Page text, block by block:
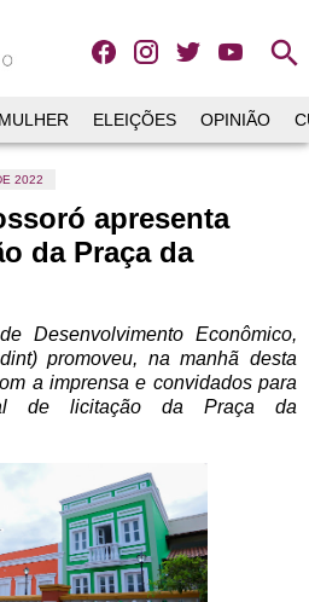
search
MULHER ELEIÇÕES OPINIÃO
2022
apresenta
da Praça da
Desenvolvimento Econômico,
promoveu, na manhã desta
a imprensa e convidados para
de licitação da Praça da